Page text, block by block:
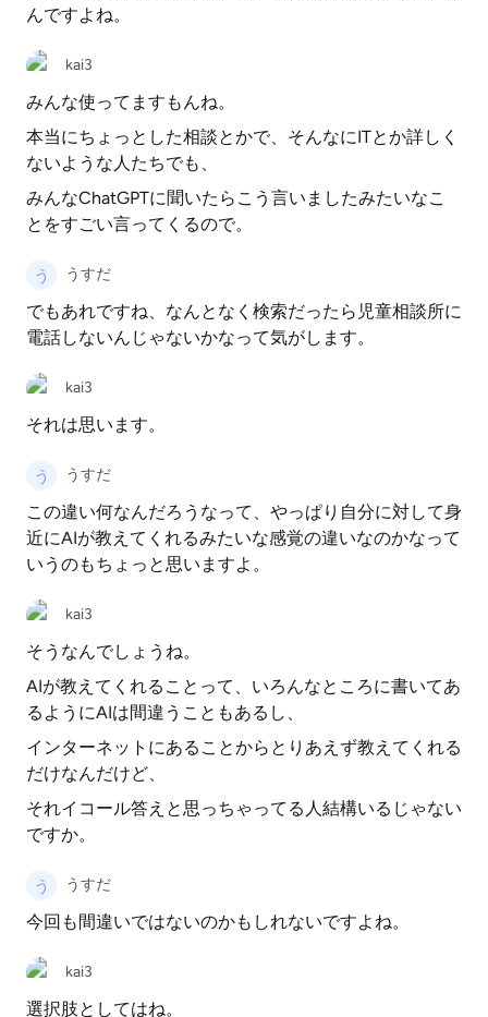
んですよね。
kai3
みんな使ってますもんね。
本当にちょっとした相談とかで、そんなにITとか詳しく
ないような人たちでも、
みんなChatGPTに聞いたらこう言いましたみたいなこ
とをすごい言ってくるので。
うすだ
でもあれですね、なんとなく検索だったら児童相談所に
電話しないんじゃないかなって気がします。
kai3
それは思います。
うすだ
この違い何なんだろうなって、やっぱり自分に対して身
近にAIが教えてくれるみたいな感覚の違いなのかなって
いうのもちょっと思いますよ。
kai3
そうなんでしょうね。
AIが教えてくれることって、いろんなところに書いてあ
るようにAIは間違うこともあるし、
インターネットにあることからとりあえず教えてくれる
だけなんだけど、
それイコール答えと思っちゃってる人結構いるじゃない
ですか。
うすだ
今回も間違いではないのかもしれないですよね。
kai3
選択肢としてはね。